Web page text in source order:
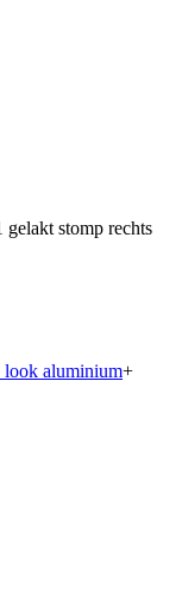
stomp rechts
look aluminium+